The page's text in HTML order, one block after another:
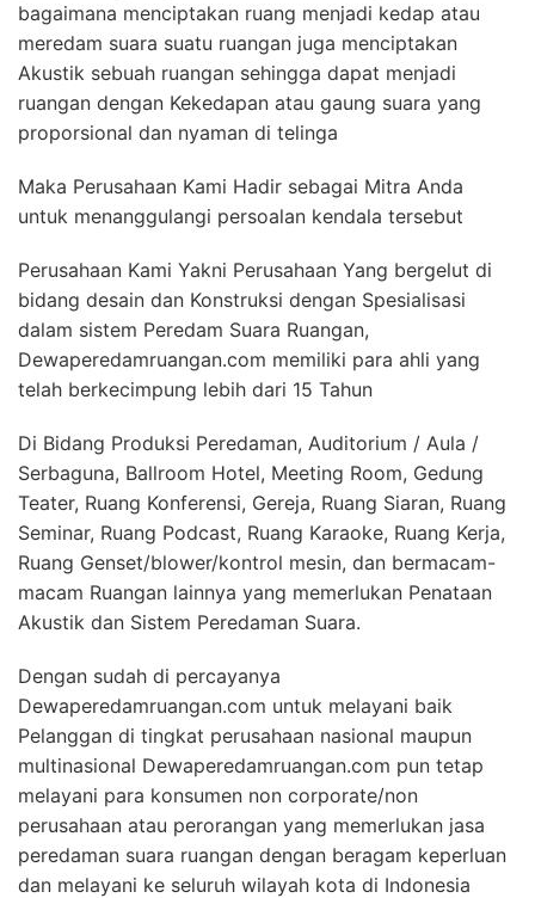
bagaimana menciptakan ruang menjadi kedap atau
meredam suara suatu ruangan juga menciptakan
Akustik sebuah ruangan sehingga dapat menjadi
ruangan dengan Kekedapan atau gaung suara yang
proporsional dan nyaman di telinga
Maka Perusahaan Kami Hadir sebagai Mitra Anda
untuk menanggulangi persoalan kendala tersebut
Perusahaan Kami Yakni Perusahaan Yang bergelut di
bidang desain dan Konstruksi dengan Spesialisasi
dalam sistem Peredam Suara Ruangan,
Dewaperedamruangan.com memiliki para ahli yang
telah berkecimpung lebih dari 15 Tahun
Di Bidang Produksi Peredaman, Auditorium / Aula /
Serbaguna, Ballroom Hotel, Meeting Room, Gedung
Teater, Ruang Konferensi, Gereja, Ruang Siaran, Ruang
Seminar, Ruang Podcast, Ruang Karaoke, Ruang Kerja,
Ruang Genset/blower/kontrol mesin, dan bermacam-
macam Ruangan lainnya yang memerlukan Penataan
Akustik dan Sistem Peredaman Suara.
Dengan sudah di percayanya
Dewaperedamruangan.com untuk melayani baik
Pelanggan di tingkat perusahaan nasional maupun
multinasional Dewaperedamruangan.com pun tetap
melayani para konsumen non corporate/non
perusahaan atau perorangan yang memerlukan jasa
peredaman suara ruangan dengan beragam keperluan
dan melayani ke seluruh wilayah kota di Indonesia